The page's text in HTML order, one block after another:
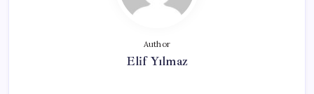
Author
Elif Yılmaz